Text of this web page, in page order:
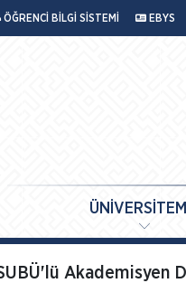
ÖĞRENCİ BİLGİ SİSTEMİ EBYS
Akademisyen